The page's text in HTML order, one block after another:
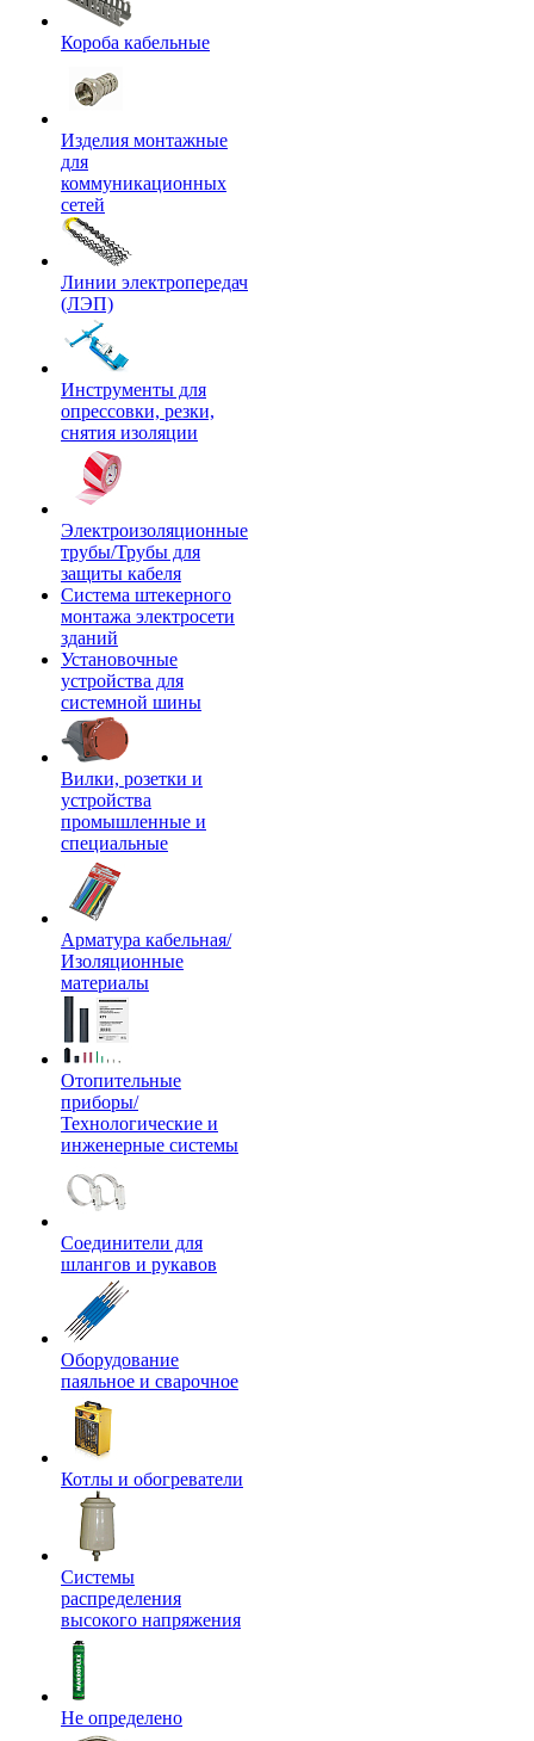
Короба кабельные
Изделия монтажные
для
коммуникационных
сетей
Линии электропередач
(ЛЭП)
Инструменты для
опрессовки, резки,
снятия изоляции
Электроизоляционные
трубы/Трубы для
защиты кабеля
Система штекерного
монтажа электросети
зданий
Установочные
устройства для
системной шины
Вилки, розетки и
устройства
промышленные и
специальные
Арматура кабельная/
Изоляционные
материалы
Отопительные
приборы/
Технологические и
инженерные системы
Соединители для
шлангов и рукавов
Оборудование
паяльное и сварочное
Котлы и обогреватели
Системы
распределения
высокого напряжения
Не определено